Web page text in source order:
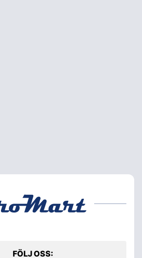
FÖLJ OSS: